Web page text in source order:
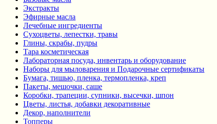
Экстракты
Эфирные масла
Лечебные ингредиенты
Сухоцветы, лепестки, травы
Глины, скрабы, пудры
Тара косметическая
Лабораторная посуда, инвентарь и оборудование
Наборы для мыловарения и Подарочные сертификаты
Бумага, тишью, пленка, термопленка, креп
Пакеты, мешочки, саше
Коробки, трапеции, супники, высечки, шпон
Цветы, листья, добавки декоративные
Декор, наполнители
Топперы